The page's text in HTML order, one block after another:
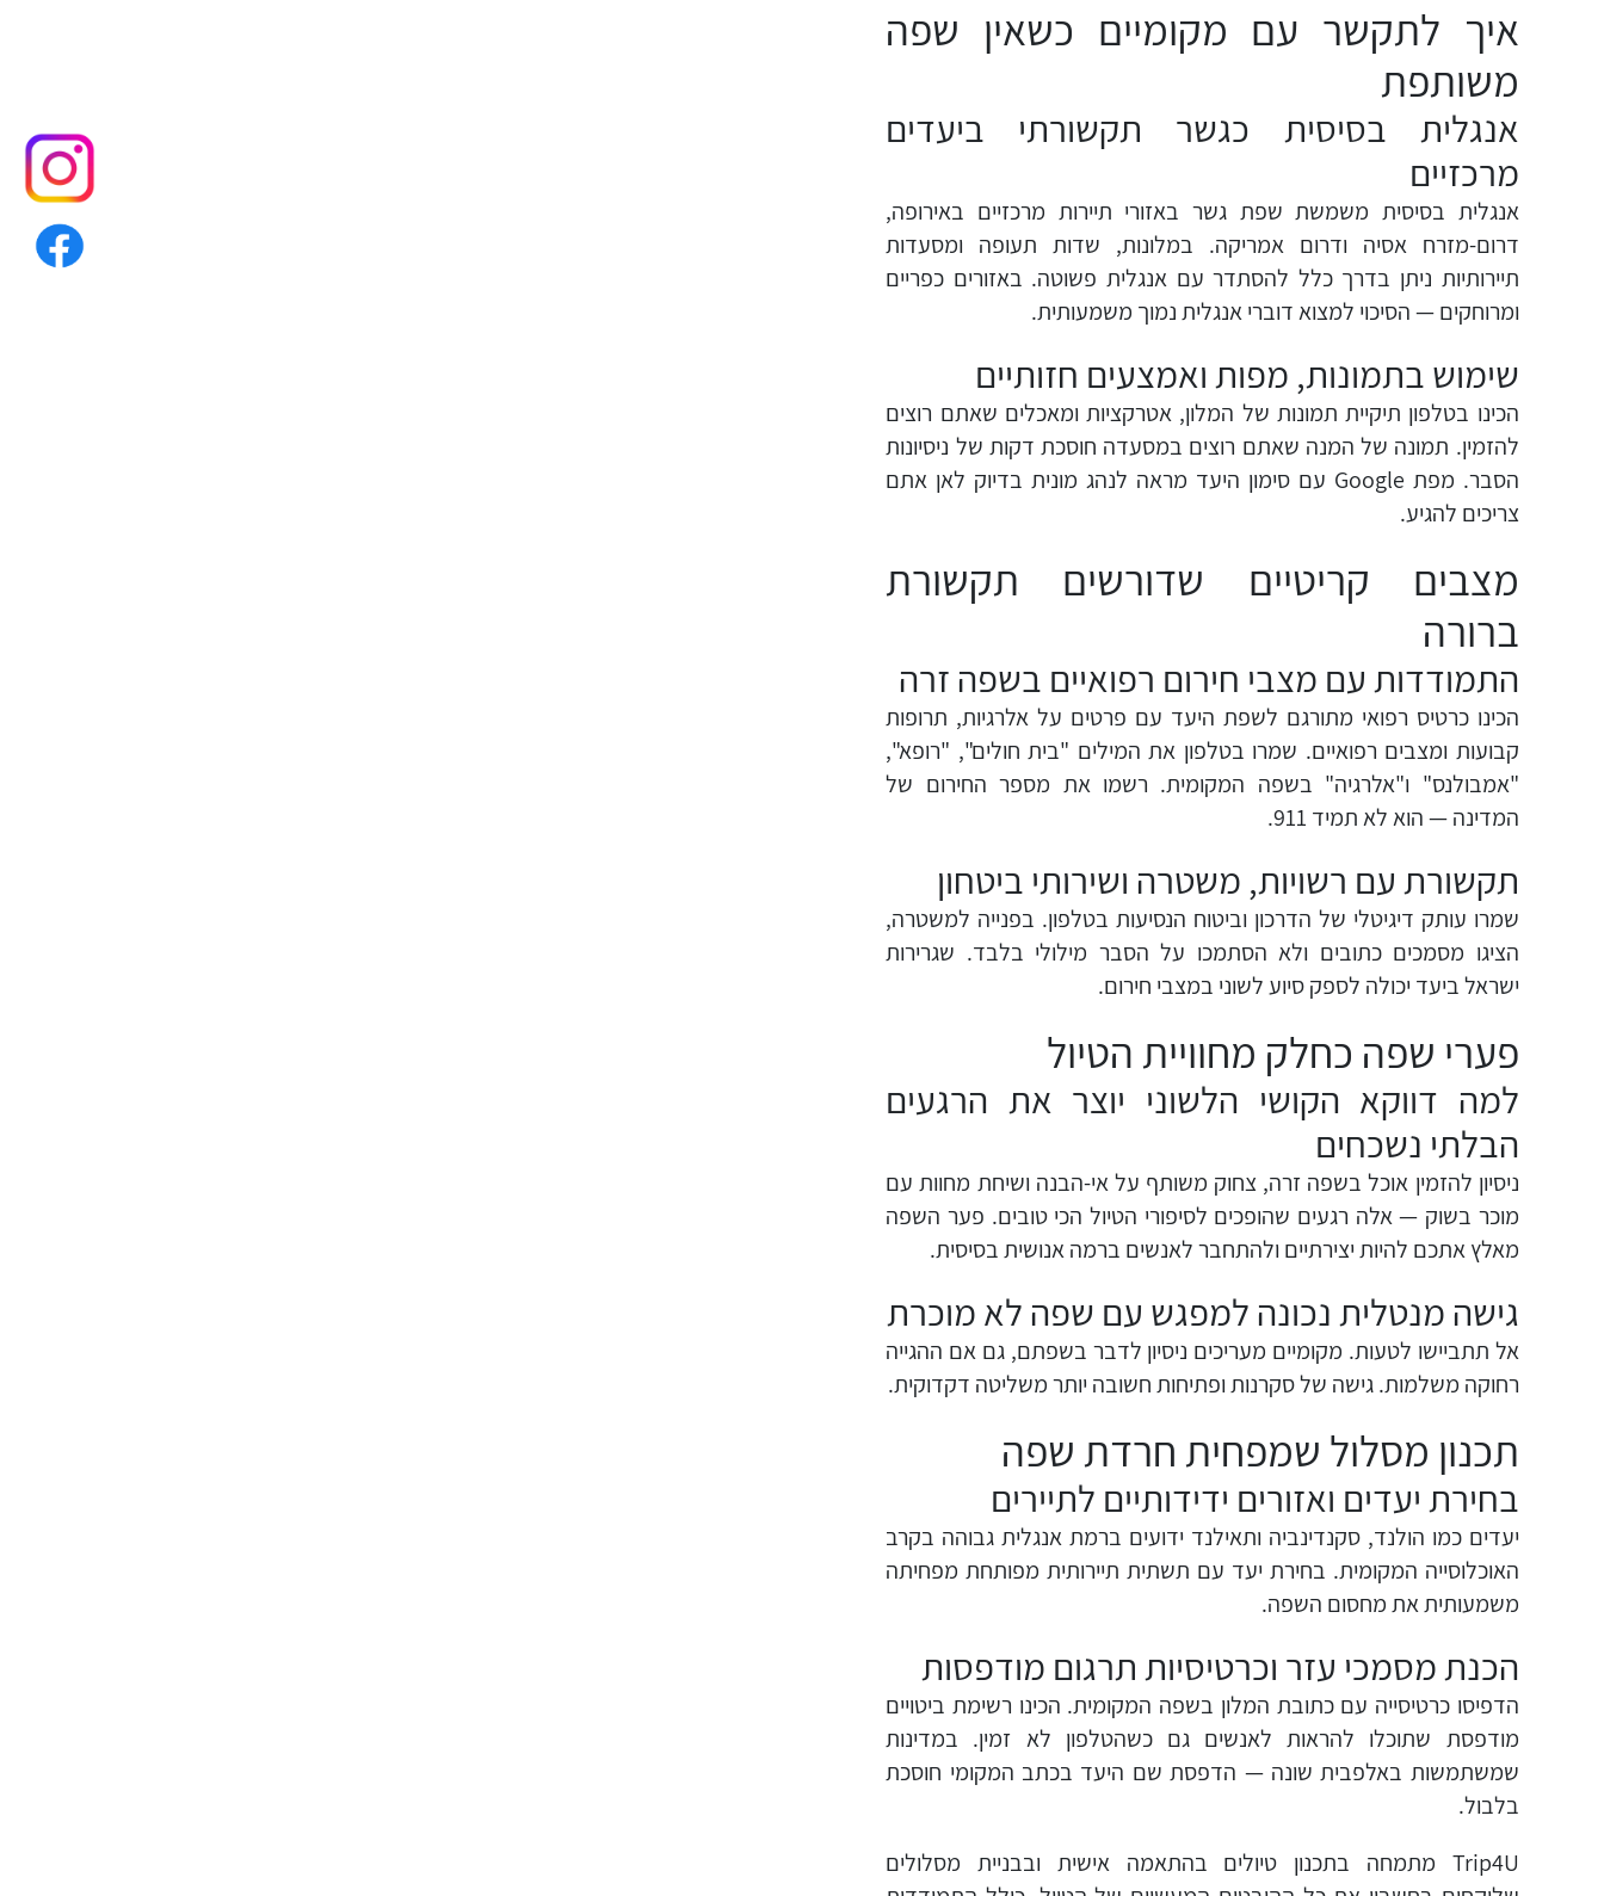
איך לתקשר עם מקומיים כשאין שפה
משותפת
אנגלית בסיסית כגשר תקשורתי ביעדים
מרכזיים
אנגלית בסיסית משמשת שפת גשר באזורי תיירות מרכזיים באירופה,
דרום-מזרח אסיה ודרום אמריקה. במלונות, שדות תעופה ומסעדות
תיירותיות ניתן בדרך כלל להסתדר עם אנגלית פשוטה. באזורים כפריים
ומרוחקים — הסיכוי למצוא דוברי אנגלית נמוך משמעותית.
שימוש בתמונות, מפות ואמצעים חזותיים
הכינו בטלפון תיקיית תמונות של המלון, אטרקציות ומאכלים שאתם רוצים
להזמין. תמונה של המנה שאתם רוצים במסעדה חוסכת דקות של ניסיונות
הסבר. מפת Google עם סימון היעד מראה לנהג מונית בדיוק לאן אתם
צריכים להגיע.
מצבים קריטיים שדורשים תקשורת
ברורה
התמודדות עם מצבי חירום רפואיים בשפה זרה
הכינו כרטיס רפואי מתורגם לשפת היעד עם פרטים על אלרגיות, תרופות
קבועות ומצבים רפואיים. שמרו בטלפון את המילים "בית חולים", "רופא",
"אמבולנס" ו"אלרגיה" בשפה המקומית. רשמו את מספר החירום של
המדינה — הוא לא תמיד 911.
תקשורת עם רשויות, משטרה ושירותי ביטחון
שמרו עותק דיגיטלי של הדרכון וביטוח הנסיעות בטלפון. בפנייה למשטרה,
הציגו מסמכים כתובים ולא הסתמכו על הסבר מילולי בלבד. שגרירות
ישראל ביעד יכולה לספק סיוע לשוני במצבי חירום.
פערי שפה כחלק מחוויית הטיול
למה דווקא הקושי הלשוני יוצר את הרגעים
הבלתי נשכחים
ניסיון להזמין אוכל בשפה זרה, צחוק משותף על אי-הבנה ושיחת מחוות עם
מוכר בשוק — אלה רגעים שהופכים לסיפורי הטיול הכי טובים. פער השפה
מאלץ אתכם להיות יצירתיים ולהתחבר לאנשים ברמה אנושית בסיסית.
גישה מנטלית נכונה למפגש עם שפה לא מוכרת
אל תתביישו לטעות. מקומיים מעריכים ניסיון לדבר בשפתם, גם אם ההגייה
רחוקה משלמות. גישה של סקרנות ופתיחות חשובה יותר משליטה דקדוקית.
תכנון מסלול שמפחית חרדת שפה
בחירת יעדים ואזורים ידידותיים לתיירים
יעדים כמו הולנד, סקנדינביה ותאילנד ידועים ברמת אנגלית גבוהה בקרב
האוכלוסייה המקומית. בחירת יעד עם תשתית תיירותית מפותחת מפחיתה
משמעותית את מחסום השפה.
הכנת מסמכי עזר וכרטיסיות תרגום מודפסות
הדפיסו כרטיסייה עם כתובת המלון בשפה המקומית. הכינו רשימת ביטויים
מודפסת שתוכלו להראות לאנשים גם כשהטלפון לא זמין. במדינות
שמשתמשות באלפבית שונה — הדפסת שם היעד בכתב המקומי חוסכת
בלבול.
Trip4U מתמחה בתכנון טיולים בהתאמה אישית ובבניית מסלולים